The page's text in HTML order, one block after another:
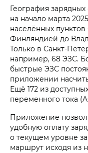
География
на начало марта
населённых
Финляндией до
Только в Санкт-
например, 68 ЭЗС.
быстрые ЭЗС
приложении
Ещё 172 из
переменного тока
Приложение
удобную оплату
о текущем уровне
маршрут исходя из